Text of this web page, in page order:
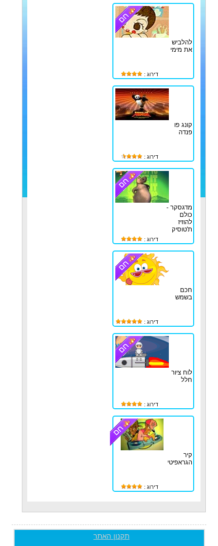
להלביש
את מימי
דירוג :
קונג פו
פנדה
דירוג :
מדגסקר -
כולם
להוזיז
ת'טוסיק
דירוג :
חכם
בשמש
דירוג :
לוח ציור
חלל
דירוג :
קיר
הגראפיטי
דירוג :
תקנון האתר